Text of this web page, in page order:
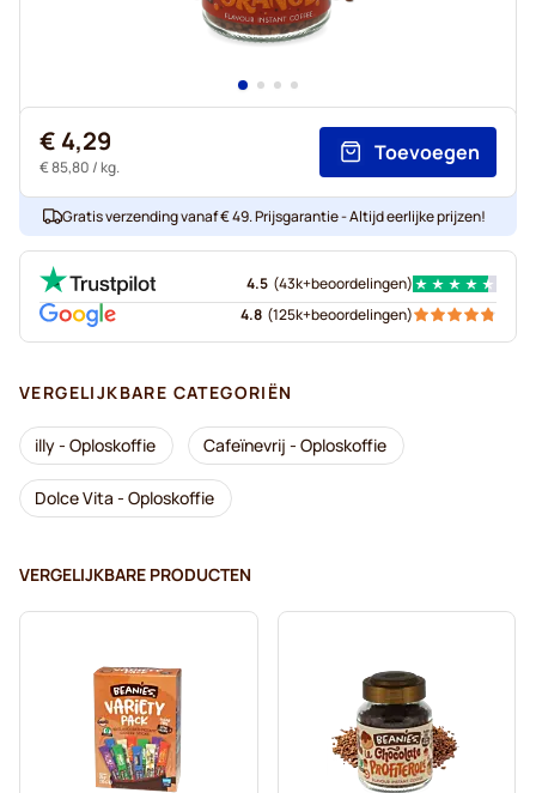
€ 4,29
€ 85,80 / kg.
Toevoegen
Gratis verzending vanaf € 49. Prijsgarantie - Altijd eerlijke prijzen!
4.5 (43k+beoordelingen)
4.8 (125k+beoordelingen)
VERGELIJKBARE CATEGORIËN
illy - Oploskoffie Cafeïnevrij - Oploskoffie
Dolce Vita - Oploskoffie
VERGELIJKBARE PRODUCTEN